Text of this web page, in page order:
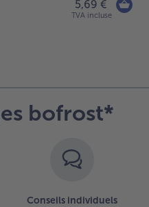
5,69 €
TVA incluse
bofrost*
Conseils individuels